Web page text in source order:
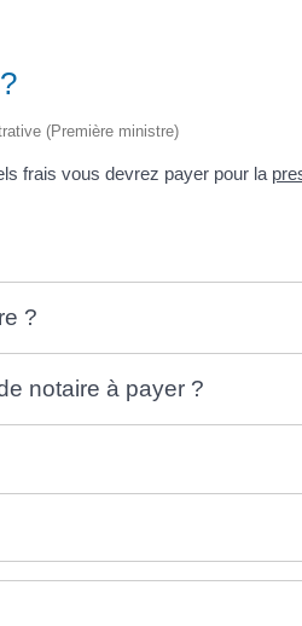
(Première ministre)
frais vous devrez payer pour la
?
notaire à payer ?